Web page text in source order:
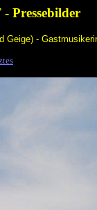
Pressebilder
Geige) -